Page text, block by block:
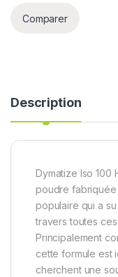
Comparer
Description
Dymatize Iso
poudre fabriquée
populaire qui a
travers toutes
Principalement
cette formule est
cherchent une